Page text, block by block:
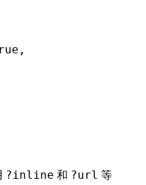
,
?inline 和 ?url 等